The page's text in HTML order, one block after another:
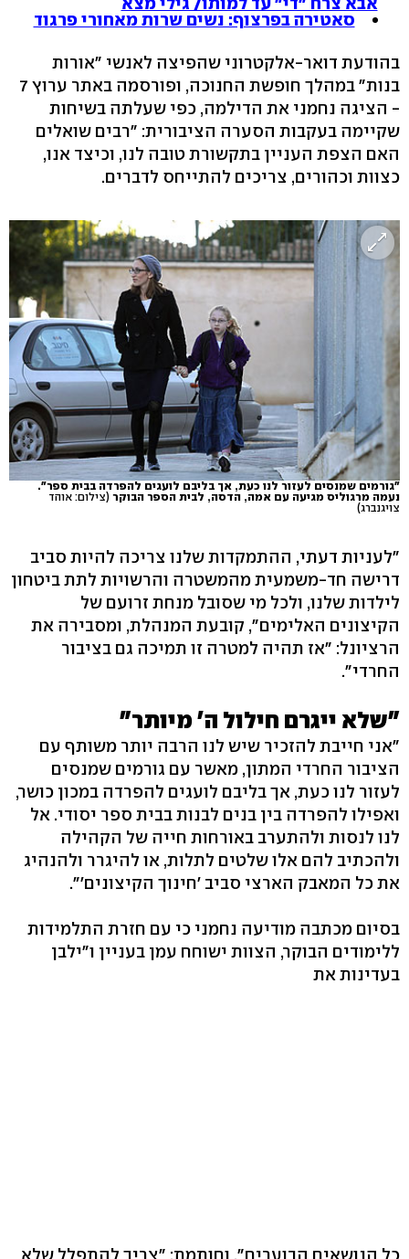
סאטירה בפרצוף: נשים שרות מאחורי פרגוד
בהודעת דואר-אלקטרוני שהפיצה לאנשי "אורות
בנות" במהלך חופשת החנוכה, ופורסמה באתר ערוץ 7
- הציגה נחמני את הדילמה, כפי שעלתה בשיחות
שקיימה בעקבות הסערה הציבורית: "רבים שואלים
האם הצפת העניין בתקשורת טובה לנו, וכיצד אנו,
כצוות וכהורים, צריכים להתייחס לדברים.
"גורמים שמנסים לעזור לנו כעת, אך בליבם לועגים להפרדה בבית ספר".
נעמה מרגוליס מגיעה עם אמה, הדסה, לבית הספר הבוקר (צילום: אוהד
צויגנברג)
"לעניות דעתי, ההתמקדות שלנו צריכה להיות סביב
דרישה חד-משמעית מהמשטרה והרשויות לתת ביטחון
לילדות שלנו, ולכל מי שסובל מנחת זרועם של
הקיצונים האלימים", קובעת המנהלת, ומסבירה את
הרציונל: "אז תהיה למטרה זו תמיכה גם בציבור
החרדי".
"שלא ייגרם חילול ה' מיותר"
"אני חייבת להזכיר שיש לנו הרבה יותר משותף עם
הציבור החרדי המתון, מאשר עם גורמים שמנסים
לעזור לנו כעת, אך בליבם לועגים להפרדה במכון כושר,
ואפילו להפרדה בין בנים לבנות בבית ספר יסודי. אל
לנו לנסות ולהתערב באורחות חייה של הקהילה
ולהכתיב להם אלו שלטים לתלות, או להיגרר ולהנהיג
את כל המאבק הארצי סביב 'חינוך הקיצונים'".
בסיום מכתבה מודיעה נחמני כי עם חזרת התלמידות
ללימודים הבוקר, הצוות ישוחח עמן בעניין ו"ילבן
בעדינות את